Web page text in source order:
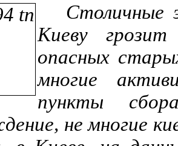
Столичные
Киеву грозит
опасных
многие
пункты
не многие